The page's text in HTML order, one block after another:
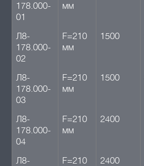
178.000-
01
мм
Л8-
178.000-
02
F=210
мм
1500
Л8-
178.000-
03
F=210
мм
1500
Л8-
178.000-
04
F=210
мм
2400
Л8-
F=210
2400